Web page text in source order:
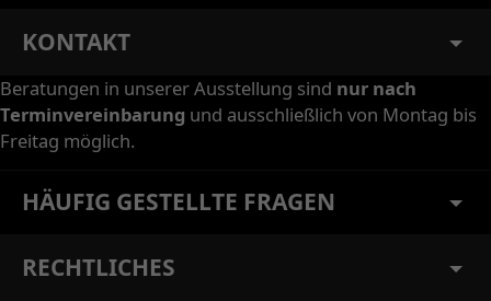
KONTAKT
Beratungen in unserer Ausstellung sind nur nach
Terminvereinbarung und ausschließlich von Montag bis
Freitag möglich.
HÄUFIG GESTELLTE FRAGEN
RECHTLICHES